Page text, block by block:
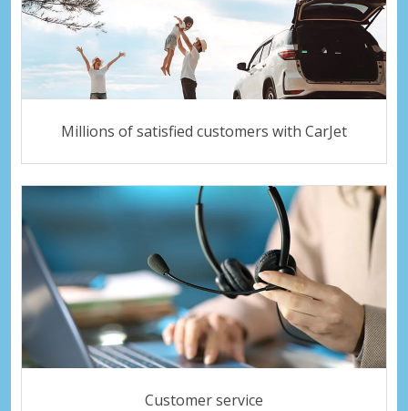
Millions of satisfied customers with CarJet
Customer service